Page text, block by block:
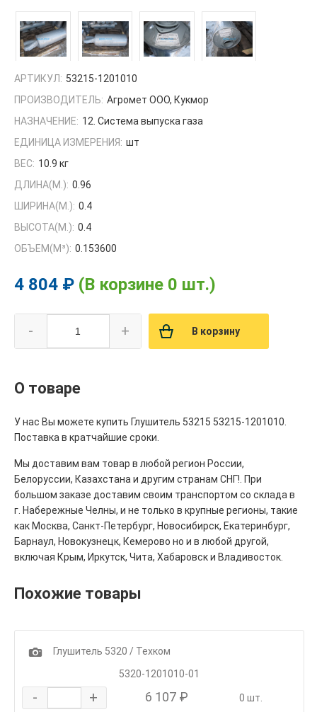
АРТИКУЛ: 53215-1201010
ПРОИЗВОДИТЕЛЬ: Агромет ООО, Кукмор
НАЗНАЧЕНИЕ: 12. Система выпуска газа
ЕДИНИЦА ИЗМЕРЕНИЯ: шт
ВЕС: 10.9 кг
ДЛИНА(М.): 0.96
ШИРИНА(М.): 0.4
ВЫСОТА(М.): 0.4
ОБЪЕМ(M³): 0.153600
4 804 ₽ (В корзине 0 шт.)
- + В корзину
О товаре
У нас Вы можете купить Глушитель 53215 53215-1201010.
Поставка в кратчайшие сроки.
Мы доставим вам товар в любой регион России,
Белоруссии, Казахстана и другим странам СНГ!. При
большом заказе доставим своим транспортом со склада в
г. Набережные Челны, и не только в крупные регионы, такие
как Москва, Санкт-Петербург, Новосибирск, Екатеринбург,
Барнаул, Новокузнецк, Кемерово но и в любой другой,
включая Крым, Иркутск, Чита, Хабаровск и Владивосток.
Похожие товары
1
Глушитель 5320 / Техком
5320-1201010-01
- + 6 107 ₽ 0 шт.